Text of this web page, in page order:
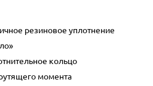
резиновое уплотнение
кольцо
момента